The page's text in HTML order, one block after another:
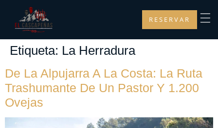
RESERVAR
Etiqueta: La Herradura
De La Alpujarra A La Costa: La Ruta
Trashumante De Un Pastor Y 1.200
Ovejas